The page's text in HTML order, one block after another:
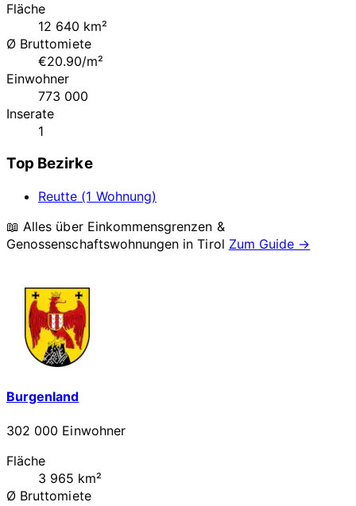
Fläche
12 640 km²
Ø Bruttomiete
€20.90/m²
Einwohner
773 000
Inserate
1
Top Bezirke
Reutte (1 Wohnung)
📖 Alles über Einkommensgrenzen &
Genossenschaftswohnungen inTirol Zum Guide →
Burgenland
302 000 Einwohner
Fläche
3 965 km²
Ø Bruttomiete